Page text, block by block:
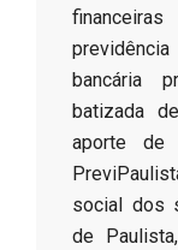
bancária
batizada
aporte de
social dos
de